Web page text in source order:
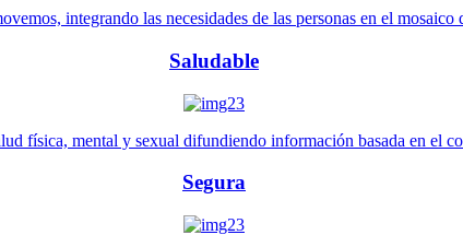
integrando las necesidades de las personas en el
Saludable
física, mental y sexual difundiendo información basada en el
Segura